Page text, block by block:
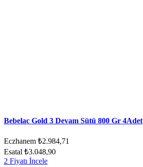
Bebelac Gold 3 Devam Sütü 800 Gr 4Adet
Eczhanem ₺2.984,71
Esatal ₺3.048,90
2 Fiyatı İncele